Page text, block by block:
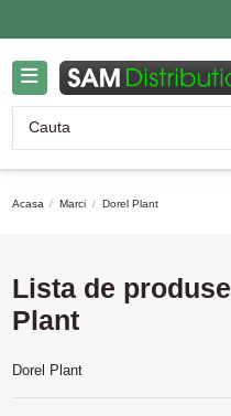
Acasa Marci Dorel Plant
Lista de
Plant
Dorel Plant